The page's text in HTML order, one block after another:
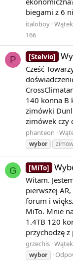
biegami z 6
italoboy Wątek
166
P [Stelvio]
Cześć
140 konna B
zimówki
zimówek czy
phanteon
wybor
G [MiTo]
Witam.
pierwszej
forum i
MiTo. Mnie
1.4TB 120
przychodzę
grzechis Wątek
wybor